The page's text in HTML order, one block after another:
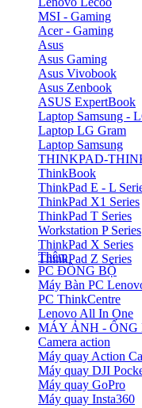
MSI - Gaming
Acer - Gaming
Asus
Asus Gaming
Asus Vivobook
Asus Zenbook
ASUS ExpertBook
Laptop Samsung -
Laptop LG Gram
Laptop Samsung
THINKPAD-
ThinkBook
ThinkPad E - L
ThinkPad X1 Series
ThinkPad T Series
Workstation P Series
ThinkPad X Series
ThinkPad Z Series
Thêm
PC ĐỒNG BỘ
Máy Bàn PC
PC ThinkCentre
Lenovo All In One
MÁY ẢNH - ỐNG
Camera action
Máy quay Action
Máy quay DJI
Máy quay GoPro
Máy quay Insta360